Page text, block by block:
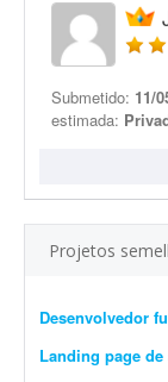
Submetido: 11/
estimada:
Projetos
Desenvolvedor
Landing page